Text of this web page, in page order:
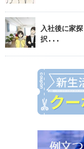
入社後に家
択...